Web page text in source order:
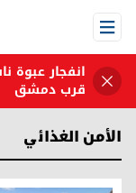
Open Menu
انفجار عبوة
قرب دمشق
الأمن الغذائي